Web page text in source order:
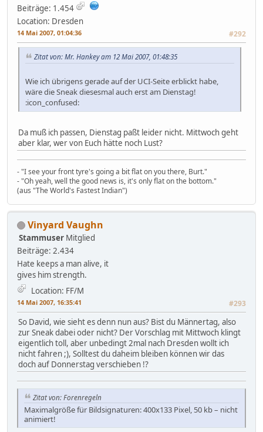
Beiträge: 1.454
Location: Dresden
14 Mai 2007, 01:04:36 #292
Zitat von: Mr. Hankey am 12 Mai 2007, 01:48:35
Wie ich übrigens gerade auf der UCI-Seite erblickt habe,
wäre die Sneak diesesmal auch erst am Dienstag!
:icon_confused:
Da muß ich passen, Dienstag paßt leider nicht. Mittwoch geht
aber klar, wer von Euch hätte noch Lust?
- "I see your front tyre's going a bit flat on you there, Burt."
- "Oh yeah, well the good news is, it's only flat on the bottom."
(aus "The World's Fastest Indian")
Vinyard Vaughn
Stammuser Mitglied
Beiträge: 2.434
Hate keeps a man alive, it
gives him strength.
Location: FF/M
14 Mai 2007, 16:35:41 #293
So David, wie sieht es denn nun aus? Bist du Männertag, also
zur Sneak dabei oder nicht? Der Vorschlag mit Mittwoch klingt
eigentlich toll, aber unbedingt 2mal nach Dresden wollt ich
nicht fahren ;), Solltest du daheim bleiben können wir das
doch auf Donnerstag verschieben !?
Zitat von: Forenregeln
Maximalgröße für Bildsignaturen: 400x133 Pixel, 50 kb – nicht
animiert!